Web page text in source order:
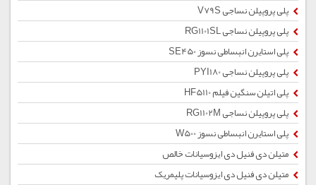
پلی پروپیلن نساجی V79S
پلی پروپیلن نساجی RG1101SL
پلی استایرن انبساطی نسوز SE450
پلی پروپیلن نساجی PYI180
پلی اتیلن سنگین فیلم HF5110
پلی پروپیلن نساجی RG1102M
پلی استایرن انبساطی نسوز W500
متیلن دی فنیل دی ایزوسیانات خالص
متیلن دی فنیل دی ایزوسیانات پلیمریک